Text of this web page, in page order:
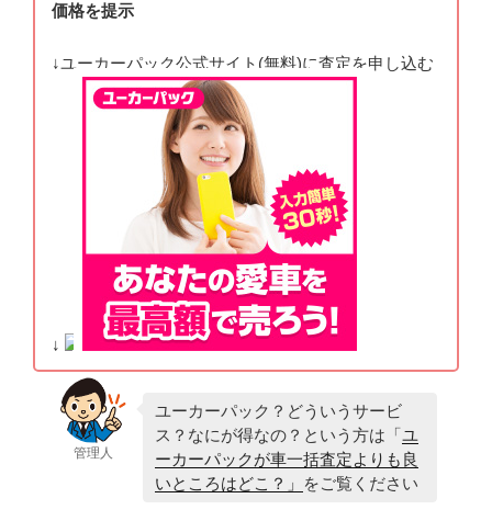
価格を提示
↓ユーカーパック公式サイト(無料)に査定を申し込む
↓
管理人
ユーカーパック？どういうサービ
ス？なにが得なの？という方は「ユ
ーカーパックが車一括査定よりも良
いところはどこ？」
をご覧ください